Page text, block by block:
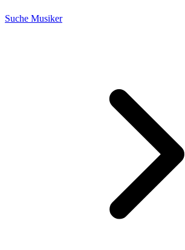
Suche Musiker